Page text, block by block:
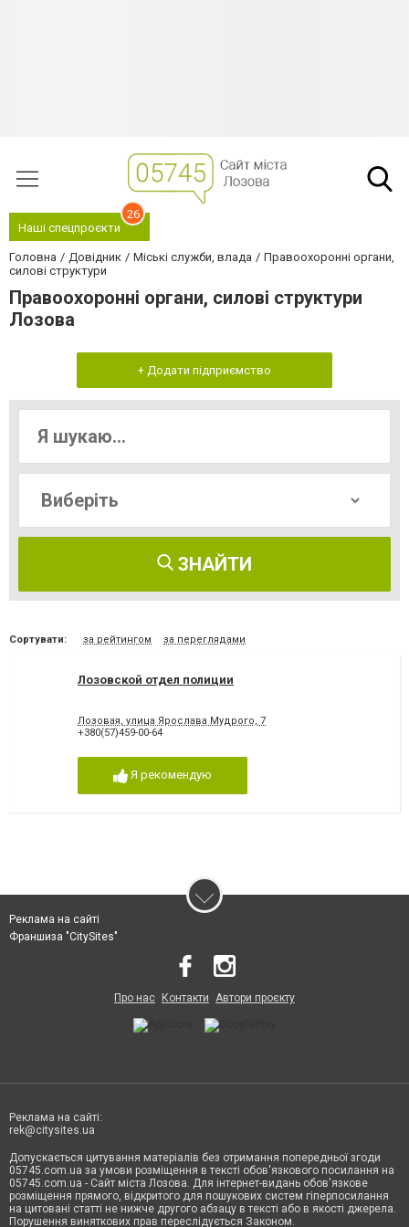
Наші спецпроєкти
26
Головна Довідник Міські служби, влада
Правоохоронні органи,
силові структури
Правоохоронні органи, силові структури
Лозова
+ Додати підприємство
ЗНАЙТИ
Сортувати: за рейтингом за переглядами
Лозовской отдел полиции
Лозовая, улица Ярослава Мудрого, 7
+380(57)459-00-64
Я рекомендую
Реклама на сайті
Франшиза "CitySites"
Про нас Контакти Автори проєкту
Реклама на сайті:
rek@citysites.ua
Допускається цитування матеріалів без отримання попередньої згоди
05745.com.ua за умови розміщення в тексті обов'язкового посилання на
05745.com.ua - Сайт міста Лозова. Для інтернет-видань обов'язкове
розміщення прямого, відкритого для пошукових систем гіперпосилання
на цитовані статті не нижче другого абзацу в тексті або в якості джерела.
Порушення виняткових прав переслідується Законом.